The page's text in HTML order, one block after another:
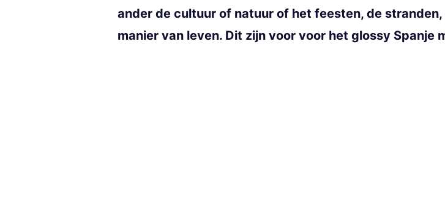
ander de cultuur of natuur of het feesten, de
manier van leven. Dit zijn voor voor het glossy Spanje